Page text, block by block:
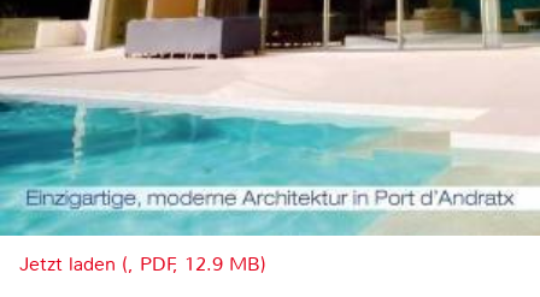
Jetzt laden (, PDF, 12.9 MB)